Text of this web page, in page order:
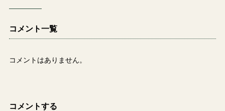
コメント一覧
コメントはありません。
コメントする